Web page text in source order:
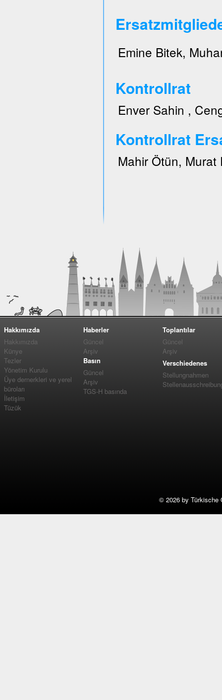
Emine Bitek,
Kontrollrat
Enver Sahin ,
Kontrollrat
Mahir Ötün, Murat
Hakkımızda
Hakkımızda
Künye
Tezler
Yönetim Kurulu
Üye dernerkleri ve yerel
büroları
İletişim
Tüzük
Haberler
Güncel
Arşiv
Basın
Güncel
Arşiv
TGS-H basında
Toplantılar
Güncel
Arşiv
Verschiedenes
Stellungnahmen
© 2026 by Türkische